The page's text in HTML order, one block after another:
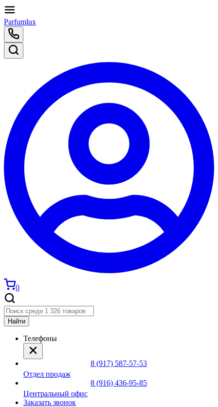
Parfumlux
0
Найти
Телефоны
8 (917) 587-57-53
Отдел продаж
8 (916) 436-95-85
Центральный офис
Заказать звонок